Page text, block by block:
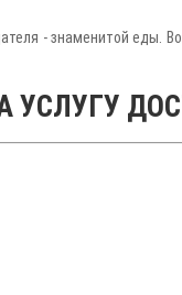
- знаменитой еды.